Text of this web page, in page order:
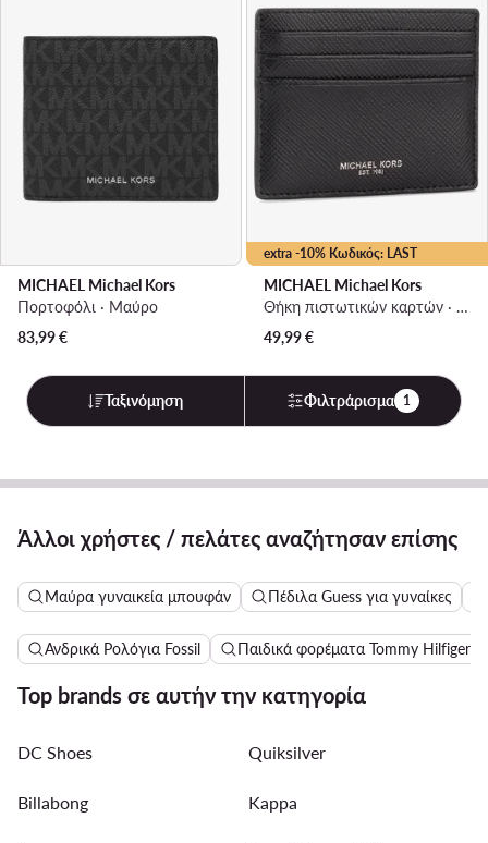
MICHAEL Michael Kors
Πορτοφόλι · Μαύρο
83,99€
extra -10% Κωδικός: LAST
MICHAEL Michael Kors
Θήκη πιστωτικών καρτών · Μαύρο
49,99€
Ταξινόμηση Φιλτράρισμα 1
Άλλοι χρήστες / πελάτες αναζήτησαν επίσης
Μαύρα γυναικεία μπουφάν Πέδιλα Guess για γυναίκες
Ανδρικά Ρολόγια Fossil Παιδικά φορέματα Tommy Hilfiger
Top brands σε αυτήν την κατηγορία
DC Shoes Quiksilver
Billabong Kappa